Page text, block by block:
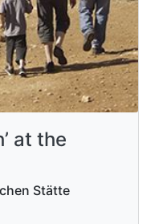
at the
Stätte